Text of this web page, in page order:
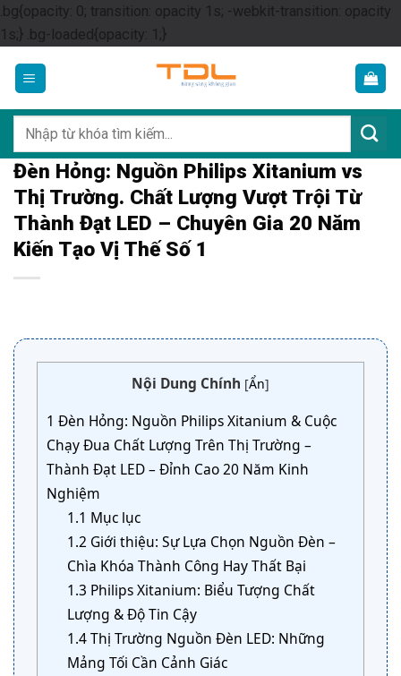
.bg{opacity: 0; transition: opacity 1s; -webkit-transition: opacity
1s;} .bg-loaded{opacity: 1;}Skip
content
kiếm:
Đèn Hỏng: Nguồn Philips Xitanium vs
Thị Trường. Chất Lượng Vượt Trội Từ
Thành Đạt LED – Chuyên Gia 20 Năm
Kiến Tạo Vị Thế Số 1
Nội Dung Chính [Ẩn]
1 Đèn Hỏng: Nguồn Philips Xitanium & Cuộc
Chạy Đua Chất Lượng Trên Thị Trường –
Thành Đạt LED – Đỉnh Cao 20 Năm Kinh
Nghiệm
1.1 Mục lục
1.2 Giới thiệu: Sự Lựa Chọn Nguồn Đèn –
Chìa Khóa Thành Công Hay Thất Bại
1.3 Philips Xitanium: Biểu Tượng Chất
Lượng & Độ Tin Cậy
1.4Thị Trường Nguồn Đèn LED: Những
Mảng Tối Cần Cảnh Giác